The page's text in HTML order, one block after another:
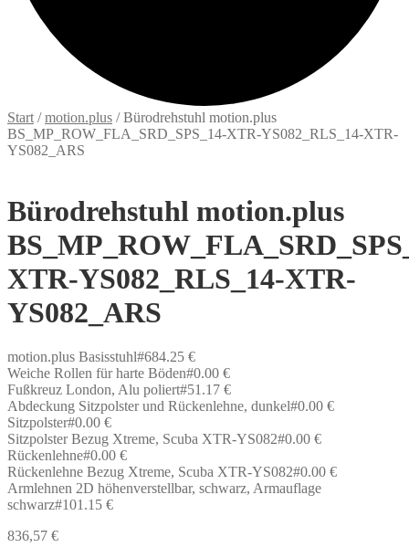
Start /motion.plus /Bürodrehstuhl motion.plus
BS_MP_ROW_FLA_SRD_SPS_14-XTR-YS082_RLS_14-XTR-
YS082_ARS
Bürodrehstuhl motion.plus
XTR-YS082_RLS_14-XTR-
YS082_ARS
motion.plus Basisstuhl#684.25 €
Weiche Rollen für harte Böden#0.00 €
Fußkreuz London, Alu poliert#51.17 €
Abdeckung Sitzpolster und Rückenlehne, dunkel#0.00 €
Sitzpolster#0.00 €
Sitzpolster Bezug Xtreme, Scuba XTR-YS082#0.00 €
Rückenlehne#0.00 €
Rückenlehne Bezug Xtreme, Scuba XTR-YS082#0.00 €
Armlehnen 2D höhenverstellbar, schwarz, Armauflage
schwarz#101.15 €
836,57 €